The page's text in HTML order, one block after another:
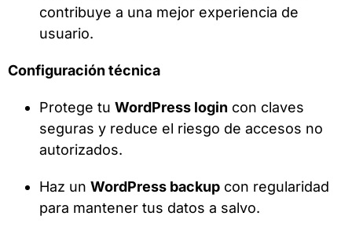
contribuye a una mejor experiencia de
usuario.
Configuración técnica
Protege tu WordPress login con claves
seguras y reduce el riesgo de accesos no
autorizados.
Haz un WordPress backup con regularidad
para mantener tus datos a salvo.